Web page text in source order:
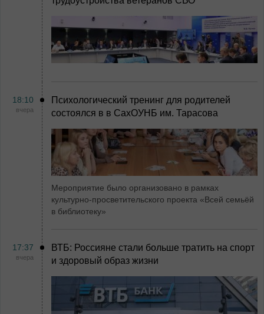
18:10
вчера
Психологический тренинг для родителей
состоялся в в СахОУНБ им. Тарасова
Мероприятие было организовано в рамках
культурно-просветительского проекта «Всей семьёй
в библиотеку»
17:37
вчера
ВТБ: Россияне стали больше тратить на спорт
и здоровый образ жизни